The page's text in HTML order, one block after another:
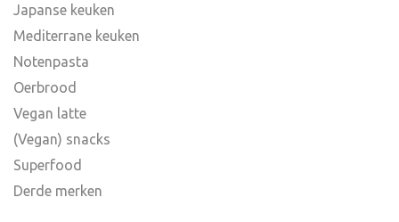
Japanse keuken
Mediterrane keuken
Notenpasta
Oerbrood
Vegan latte
(Vegan) snacks
Superfood
Derde merken